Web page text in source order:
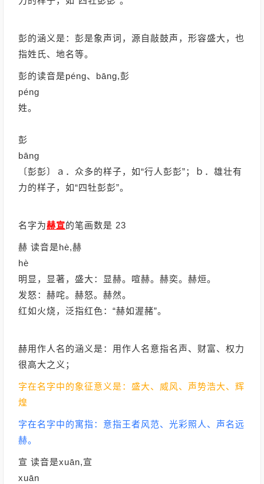
彭的涵义是：彭是象声词，源自敲鼓声，形容盛大，也
指姓氏、地名等。
彭的读音是péng、bāng,彭
péng
姓。
彭
bāng
〔彭彭〕ａ．众多的样子，如“行人彭彭”；ｂ．雄壮有
力的样子，如“四牡彭彭”。
名字为赫宣的笔画数是 23
赫 读音是hè,赫
hè
明显，显著，盛大：显赫。喧赫。赫奕。赫烜。
发怒：赫咤。赫怒。赫然。
红如火烧，泛指红色：“赫如渥赭”。
赫用作人名的涵义是：用作人名意指名声、财富、权力
很高大之义；
字在名字中的象征意义是：盛大、威风、声势浩大、辉
煌
字在名字中的寓指：意指王者风范、光彩照人、声名远
赫。
宣 读音是xuān,宣
xuān